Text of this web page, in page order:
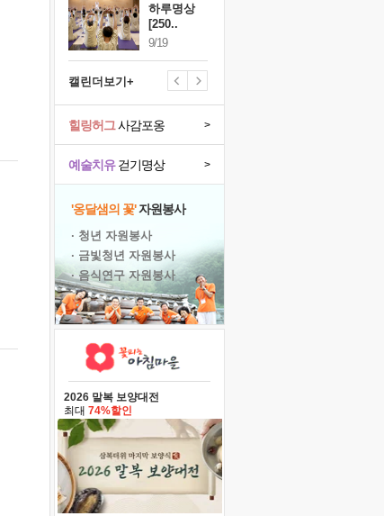
하루명상
[250..
9/19
캘린더보기+
예술치유걷기명상 >
힐링허그사감포옹 >
'옹달샘의 꽃'자원봉사
· 청년 자원봉사
· 금빛청년 자원봉사
· 음식연구 자원봉사
2026 말복 보양대전
최대 74%할인